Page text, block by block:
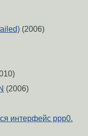
(2006)
(2006)
интерфейс ppp0.